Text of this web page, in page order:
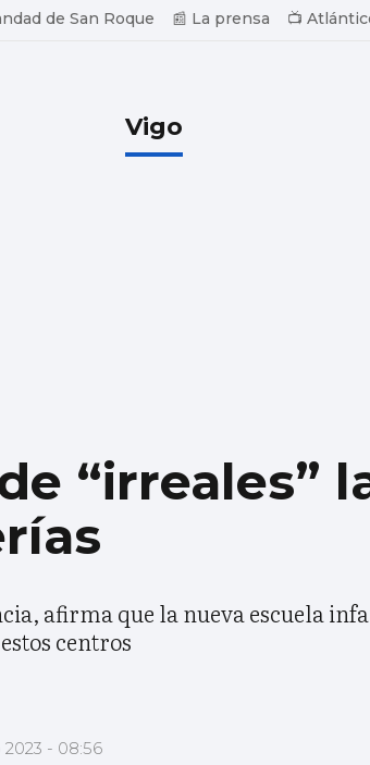
de San Roque 📰 La prensa 📺
Vigo
“irreales”
afirma que la nueva escuela
centros
2023 - 08:56